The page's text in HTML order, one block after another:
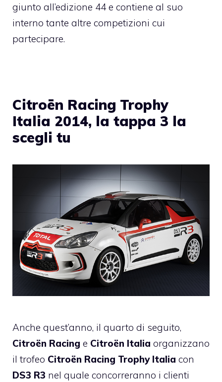
giunto all’edizione 44 e contiene al suo
interno tante altre competizioni cui
partecipare.
Citroën Racing Trophy
Italia 2014, la tappa 3 la
scegli tu
Anche quest’anno, il quarto di seguito,
Citroën Racing e Citroën Italia organizzano
il trofeo Citroën Racing Trophy Italia con
DS3 R3 nel quale concorreranno i clienti